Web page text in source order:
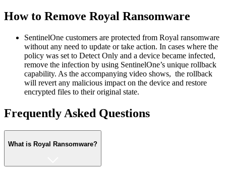
How to Remove Royal Ransomware
SentinelOne customers are protected from Royal ransomware
without any need to update or take action. In cases where the
policy was set to Detect Only and a device became infected,
remove the infection by using SentinelOne’s unique rollback
capability. As the accompanying video shows, the rollback
will revert any malicious impact on the device and restore
encrypted files to their original state.
Frequently Asked Questions
What is Royal Ransomware?